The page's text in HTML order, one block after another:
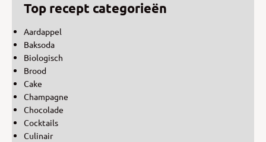
Top recept categorieën
Aardappel
Baksoda
Biologisch
Brood
Cake
Champagne
Chocolade
Cocktails
Culinair